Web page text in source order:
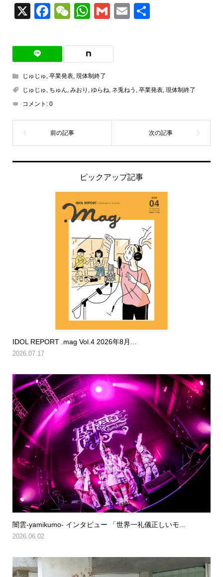
X Facebook
WeChat
WhatsApp
GmailEmail
じゅじゅ 卒業発表, 現体制終了
じゅじゅ ちゅん みおり ゆらね ネ兎ねう 卒業発表, 現体制終了
コメント: 0
ピックアップ記事
IDOL REPORT .mag Vol.4 2026年8月...
2026.07.17
闇雲-yamikumo- インタビュー 「世界一礼儀正しいモ...
2026.06.02